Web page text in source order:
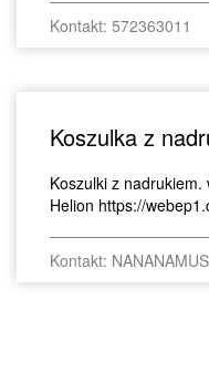
Kontakt: 572363011
Koszulka z
Koszulki z nadrukiem.
Helion https://
Kontakt: